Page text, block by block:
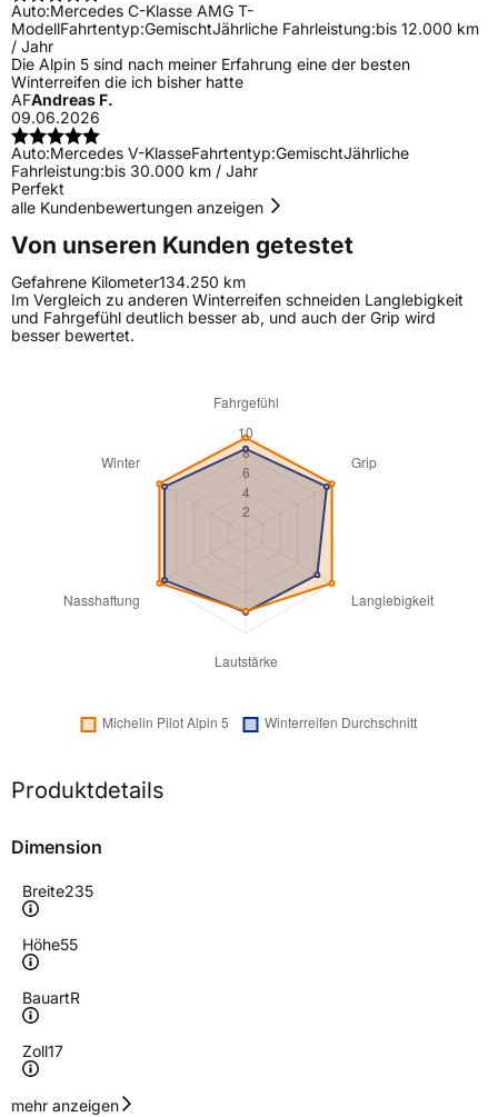
Auto:Mercedes C-Klasse AMG T-
ModellFahrtentyp:GemischtJährliche Fahrleistung:bis 12.000 km
/ Jahr
Die Alpin 5 sind nach meiner Erfahrung eine der besten
Winterreifen die ich bisher hatte
AFAndreas F.
09.06.2026
Auto:Mercedes V-KlasseFahrtentyp:GemischtJährliche
Fahrleistung:bis 30.000 km / Jahr
Perfekt
alle Kundenbewertungen anzeigen
Von unseren Kunden getestet
Gefahrene Kilometer134.250 km
Im Vergleich zu anderen Winterreifen schneiden Langlebigkeit
und Fahrgefühl deutlich besser ab, und auch der Grip wird
besser bewertet.
Produktdetails
Dimension
Breite235
Höhe55
BauartR
Zoll17
Geschwindigkeitsindex
mehr anzeigen